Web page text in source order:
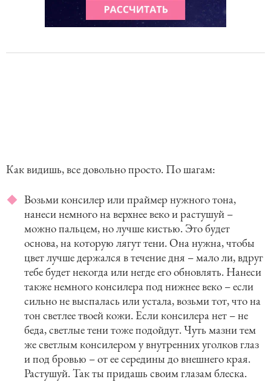
Как видишь, все довольно просто. По шагам:
Возьми консилер или праймер нужного тона,
нанеси немного на верхнее веко и растушуй –
можно пальцем, но лучше кистью. Это будет
основа, на которую лягут тени. Она нужна, чтобы
цвет лучше держался в течение дня – мало ли, вдруг
тебе будет некогда или негде его обновлять. Нанеси
также немного консилера под нижнее веко – если
сильно не выспалась или устала, возьми тот, что на
тон светлее твоей кожи. Если консилера нет – не
беда, светлые тени тоже подойдут. Чуть мазни тем
же светлым консилером у внутренних уголков глаз
и под бровью – от ее середины до внешнего края.
Растушуй. Так ты придашь своим глазам блеска.